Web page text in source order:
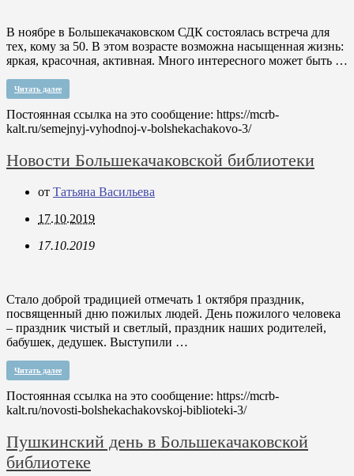
В ноябре в Большекачаковском СДК состоялась встреча для
тех, кому за 50. В этом возрасте возможна насыщенная жизнь:
яркая, красочная, активная. Много интересного может быть …
Читать далее
Постоянная ссылка на это сообщение: https://mcrb-
kalt.ru/semejnyj-vyhodnoj-v-bolshekachakovo-3/
Новости Большекачаковской библиотеки
от Татьяна Васильева
17.10.2019
17.10.2019
Стало доброй традицией отмечать 1 октября праздник,
посвященный дню пожилых людей. День пожилого человека
– праздник чистый и светлый, праздник наших родителей,
бабушек, дедушек. Выступили …
Читать далее
Постоянная ссылка на это сообщение: https://mcrb-
kalt.ru/novosti-bolshekachakovskoj-biblioteki-3/
Пушкинский день в Большекачаковской
библиотеке